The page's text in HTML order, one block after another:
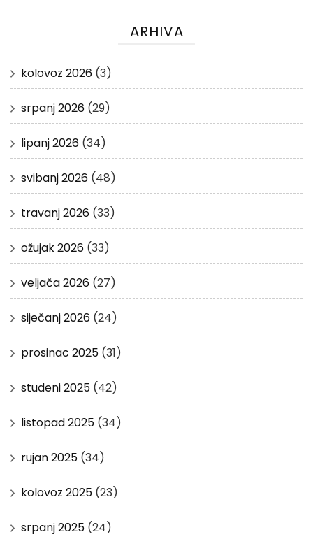
ARHIVA
kolovoz 2026 (3)
srpanj 2026 (29)
lipanj 2026 (34)
svibanj 2026 (48)
travanj 2026 (33)
ožujak 2026 (33)
veljača 2026 (27)
siječanj 2026 (24)
prosinac 2025 (31)
studeni 2025 (42)
listopad 2025 (34)
rujan 2025 (34)
kolovoz 2025 (23)
srpanj 2025 (24)